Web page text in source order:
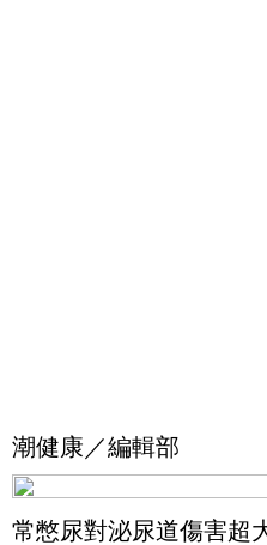
潮健康／編輯部
常憋尿對泌尿道傷害超